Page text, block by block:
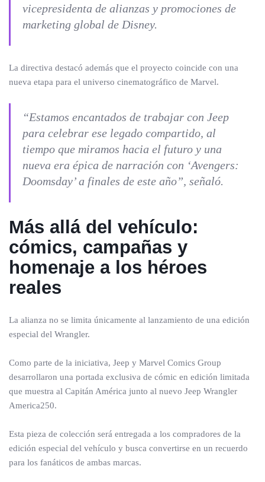
vicepresidenta de alianzas y promociones de
marketing global de Disney.
La directiva destacó además que el proyecto coincide con una
nueva etapa para el universo cinematográfico de Marvel.
“Estamos encantados de trabajar con Jeep
para celebrar ese legado compartido, al
tiempo que miramos hacia el futuro y una
nueva era épica de narración con ‘Avengers:
Doomsday’ a finales de este año”, señaló.
Más allá del vehículo:
cómics, campañas y
homenaje a los héroes
reales
La alianza no se limita únicamente al lanzamiento de una edición
especial del Wrangler.
Como parte de la iniciativa, Jeep y Marvel Comics Group
desarrollaron una portada exclusiva de cómic en edición limitada
que muestra al Capitán América junto al nuevo Jeep Wrangler
America250.
Esta pieza de colección será entregada a los compradores de la
edición especial del vehículo y busca convertirse en un recuerdo
para los fanáticos de ambas marcas.